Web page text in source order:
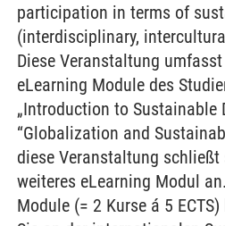
participation in terms of
(interdisciplinary,
Diese Veranstaltung
eLearning Module des
„Introduction to Sustainable
“Globalization and
diese Veranstaltung
weiteres eLearning Modul
Module (= 2 Kurse á 5